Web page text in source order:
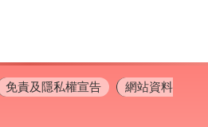
免責及隱私權宣告
網站資料